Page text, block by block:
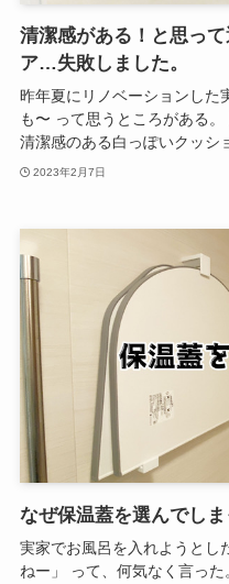
清潔感がある！と思っ
ア…失敗しました。
昨年夏にリノベーションした
も〜 って思うところがある
清潔感のある白っぽいクッシ
2023年2月7日
なぜ保温蓋を選んでし
実家でお風呂を入れようとし
ねー」 って、何気なく言っ